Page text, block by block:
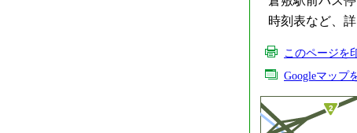
時刻表など、
このページを
Googleマップ